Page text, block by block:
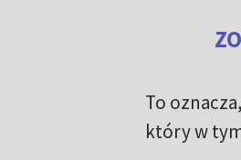
To
który w